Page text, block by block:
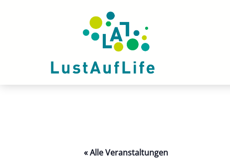
« Alle Veranstaltungen